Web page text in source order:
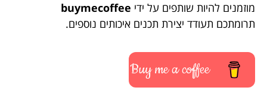
מוזמנים להיות שותפים על ידי buymecoffee
תרומתכם תעודד יצירת תכנים איכותים נוספים.
Buy me a coffee